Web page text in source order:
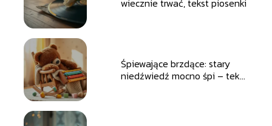
wiecznie trwać, tekst piosenki
Śpiewające brzdące: stary
niedźwiedź mocno śpi – tekst